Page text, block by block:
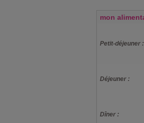
mon
Petit-déjeuner :
Déjeuner :
Dîner :